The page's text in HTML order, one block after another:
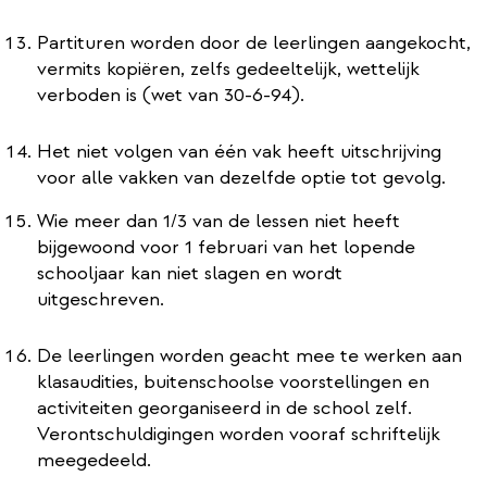
Partituren worden door de leerlingen aangekocht,
vermits kopiëren, zelfs gedeeltelijk, wettelijk
verboden is (wet van 30-6-94).
Het niet volgen van één vak heeft uitschrijving
voor alle vakken van dezelfde optie tot gevolg.
Wie meer dan 1/3 van de lessen niet heeft
bijgewoond voor 1 februari van het lopende
schooljaar kan niet slagen en wordt
uitgeschreven.
De leerlingen worden geacht mee te werken aan
klasaudities, buitenschoolse voorstellingen en
activiteiten georganiseerd in de school zelf.
Verontschuldigingen worden vooraf schriftelijk
meegedeeld.